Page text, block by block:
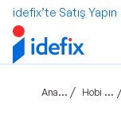
idefix’te Satış Yapın
Ana sayfa / Hobi & Kültür